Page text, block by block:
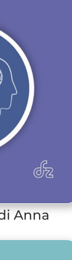
Anna